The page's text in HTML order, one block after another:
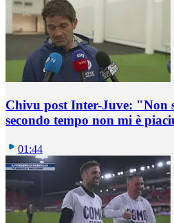
Chivu post Inter-Juve: "Non
secondo tempo non mi è
01:44